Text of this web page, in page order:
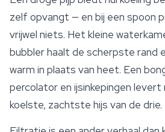
zelf opvangt — en bij een spoon
vrijwel niets. Het kleine
bubbler haalt de scherpste rand
warm in plaats van heet. Een
percolator en ijsinkepingen
koelste, zachtste hijs van de drie.